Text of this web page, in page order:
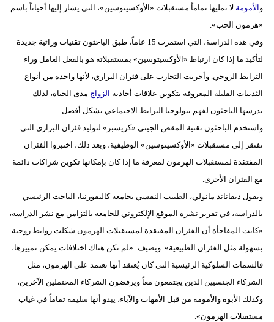
و الأمومةلا تمليها تماماً مستقبلات «الأوكسيتوسين»، التي يشار إليها أحياناً باسم
«هرمون الحب».
وفي هذه الدراسة، التي استمرت 15 عاماً، طبق الباحثون تقنيات وراثية جديدة
لتأكيد ما إذا كان ارتباط «الأوكسيتوسين» بمستقبلاته هو بالفعل العامل وراء
الترابط الزوجي. وأجريت التجارب على فئران البراري، لأنها واحدة من أنواع
الثدييات القليلة المعروفة بتكوين علاقات أحادية الزواج مدى الحياة، لذلك
يدرسها الباحثون لفهم بيولوجيا الترابط الاجتماعي بشكل أفضل.
واستخدم الباحثون تقنية المقص الجيني «كريسبر» لتوليد فئران البراري التي
تفتقر إلى مستقبلات «الأوكسيتوسين» الوظيفية، وبعد ذلك، اختبروا الفئران
المفتقدة لمستقبلات الهرمون لمعرفة ما إذا كان بإمكانها تكوين شراكات دائمة
مع الفئران الأخرى.
ويقول ديفاناند مانولي، الطبيب النفسي بجامعة كاليفورنيا، الباحث الرئيسي
بالدراسة، في تقرير نشره الموقع الإلكتروني للجامعة بالتزامن مع نشر الدراسة،
«كانت المفاجأة أن الفئران المفتقدة لمستقبلات الهرمون شكلت روابط زوجية
بسهولة مثل الفئران الطبيعية». ويضيف: «لم تكن هناك اختلافات يمكن تمييزها،
فالسمات السلوكية الرئيسية التي كان يُعتقد أنها تعتمد على الهرمون، مثل
الشركاء الجنسيين الذين يجتمعون معاً ويرفضون الشركاء المحتملين الآخرين،
وكذلك الأبوة والأمومة من قبل الأمهات والآباء، يبدو أنها سليمة تماماً في غياب
مستقبلات الهرمون».